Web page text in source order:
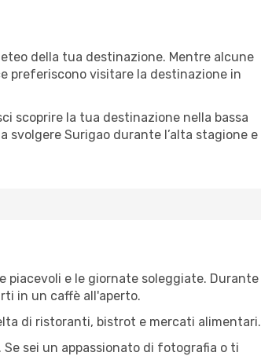
della tua destinazione. Mentre alcune
preferiscono visitare la destinazione in
scoprire la tua destinazione nella bassa
svolgere Surigao durante l’alta stagione e
e le giornate soleggiate. Durante
in un caffè all'aperto.
di ristoranti, bistrot e mercati alimentari.
sei un appassionato di fotografia o ti